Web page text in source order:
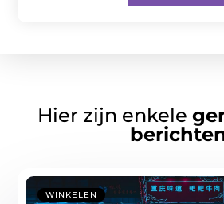
Hier zijn enkele
WINKELEN